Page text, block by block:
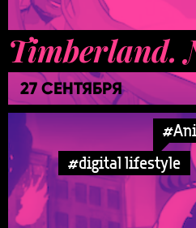
Timberland.
27 СЕНТЯБРЯ
#digital lifestyle